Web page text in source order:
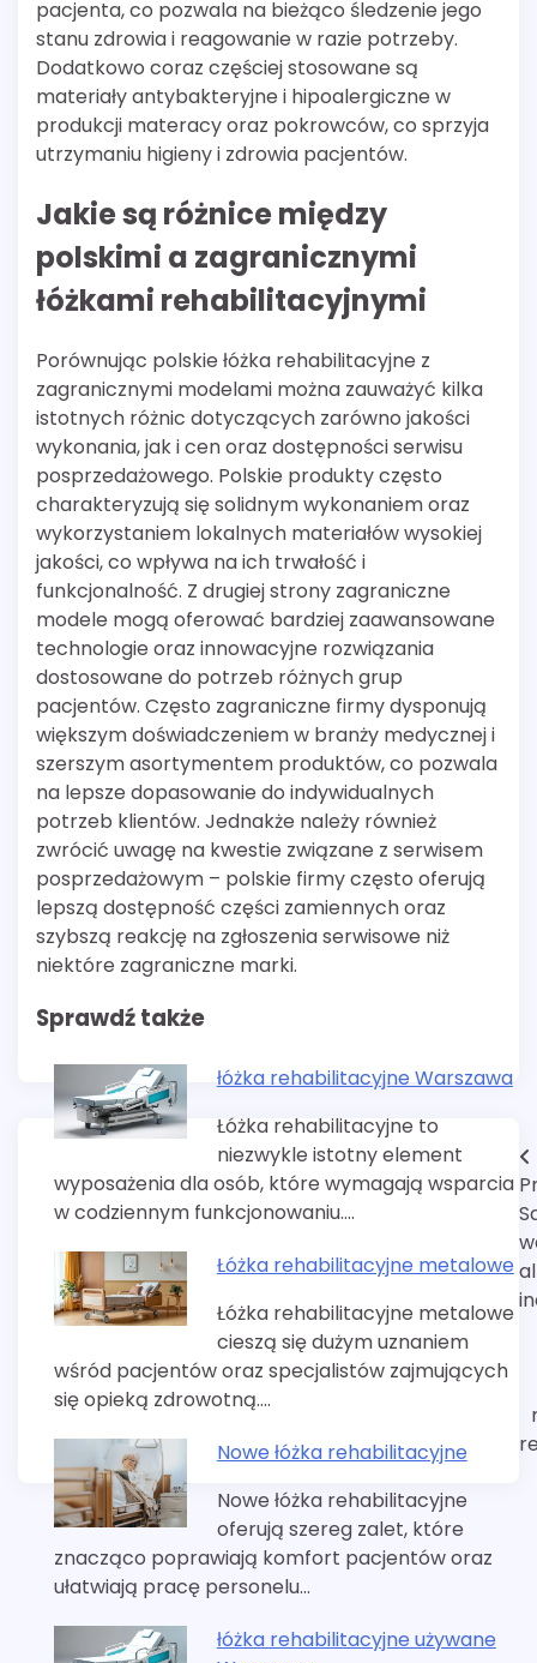
pacjenta, co pozwala na bieżąco śledzenie jego
stanu zdrowia i reagowanie w razie potrzeby.
Dodatkowo coraz częściej stosowane są
materiały antybakteryjne i hipoalergiczne w
produkcji materacy oraz pokrowców, co sprzyja
utrzymaniu higieny i zdrowia pacjentów.
Jakie są różnice między
polskimi a zagranicznymi
łóżkami rehabilitacyjnymi
Porównując polskie łóżka rehabilitacyjne z
zagranicznymi modelami można zauważyć kilka
istotnych różnic dotyczących zarówno jakości
wykonania, jak i cen oraz dostępności serwisu
posprzedażowego. Polskie produkty często
charakteryzują się solidnym wykonaniem oraz
wykorzystaniem lokalnych materiałów wysokiej
jakości, co wpływa na ich trwałość i
funkcjonalność. Z drugiej strony zagraniczne
modele mogą oferować bardziej zaawansowane
technologie oraz innowacyjne rozwiązania
dostosowane do potrzeb różnych grup
pacjentów. Często zagraniczne firmy dysponują
większym doświadczeniem w branży medycznej i
szerszym asortymentem produktów, co pozwala
na lepsze dopasowanie do indywidualnych
potrzeb klientów. Jednakże należy również
zwrócić uwagę na kwestie związane z serwisem
posprzedażowym – polskie firmy często oferują
lepszą dostępność części zamiennych oraz
szybszą reakcję na zgłoszenia serwisowe niż
niektóre zagraniczne marki.
Sprawdź także
łóżka rehabilitacyjne Warszawa
Łóżka rehabilitacyjne to
niezwykle istotny element
wyposażenia dla osób, które wymagają wsparcia
w codziennym funkcjonowaniu.…
Łóżka rehabilitacyjne metalowe
Łóżka rehabilitacyjne metalowe
cieszą się dużym uznaniem
wśród pacjentów oraz specjalistów zajmujących
się opieką zdrowotną.…
Nowe łóżka rehabilitacyjne
Nowe łóżka rehabilitacyjne
oferują szereg zalet, które
znacząco poprawiają komfort pacjentów oraz
ułatwiają pracę personelu…
łóżka rehabilitacyjne używane
wpisu